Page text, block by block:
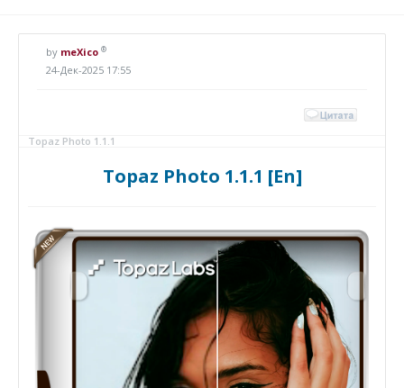
by meXico ®
24-Дек-2025 17:55
Topaz Photo 1.1.1
Topaz Photo 1.1.1 [En]